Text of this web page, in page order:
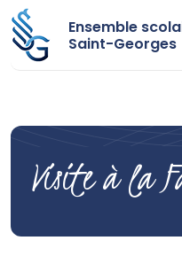
Ensemble
Saint-Georges
Visite à la